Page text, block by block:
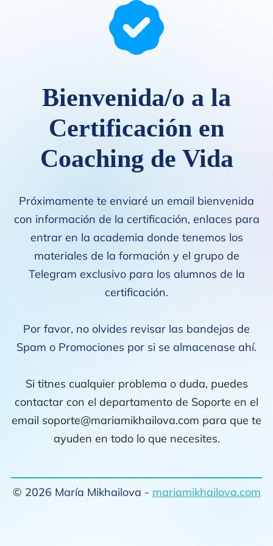
Bienvenida/o a la
Certificación en
Coaching de Vida
Próximamente te enviaré un email bienvenida
con información de la certificación, enlaces para
entrar en la academia donde tenemos los
materiales de la formación y el grupo de
Telegram exclusivo para los alumnos de la
certificación.
Por favor, no olvides revisar las bandejas de
Spam o Promociones por si se almacenase ahí.
Si titnes cualquier problema o duda, puedes
contactar con el departamento de Soporte en el
email soporte@mariamikhailova.com para que te
ayuden en todo lo que necesites.
© 2026 María Mikhailova - mariamikhailova.com